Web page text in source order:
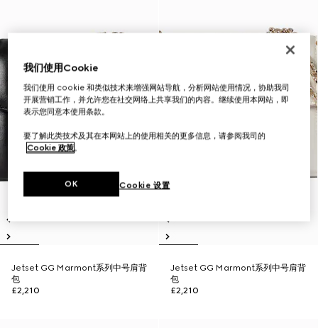
Jetset GG Marmont系列中号肩背
包
£2,210
Jetset GG Marmont系列中号肩背
包
£2,210
我们使用Cookie
我们使用 cookie 和类似技术来增强网站导航，分析网站使用情况，协助我司
开展营销工作，并允许您在社交网络上共享我们的内容。继续使用本网站，即
表示您同意本使用条款。
要了解此类技术及其在本网站上的使用相关的更多信息，请参阅我司的
Cookie 政策。
Cookie 设置
OK